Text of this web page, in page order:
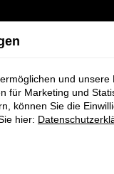
und unsere
für Marketing und
können Sie die
hier: